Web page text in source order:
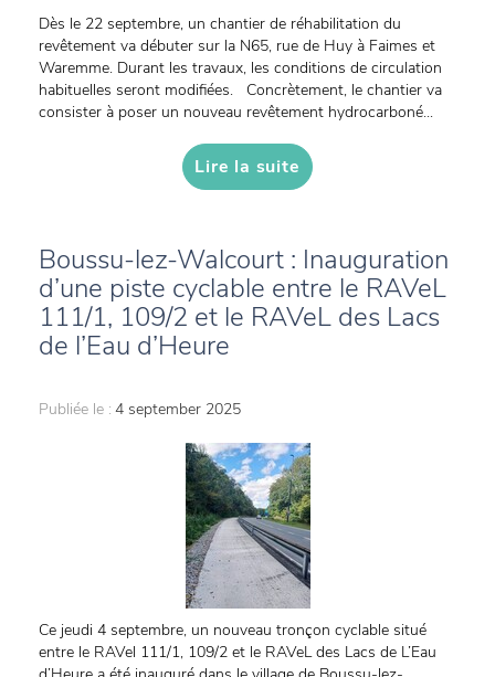
Dès le 22 septembre, un chantier de réhabilitation du
revêtement va débuter sur la N65, rue de Huy à Faimes et
Waremme. Durant les travaux, les conditions de circulation
habituelles seront modifiées. Concrètement, le chantier va
consister à poser un nouveau revêtement hydrocarboné...
Lire la suite
Boussu-lez-Walcourt : Inauguration
d’une piste cyclable entre le RAVeL
111/1, 109/2 et le RAVeL des Lacs
de l’Eau d’Heure
Publiée le : 4 september 2025
Ce jeudi 4 septembre, un nouveau tronçon cyclable situé
entre le RAVel 111/1, 109/2 et le RAVeL des Lacs de L’Eau